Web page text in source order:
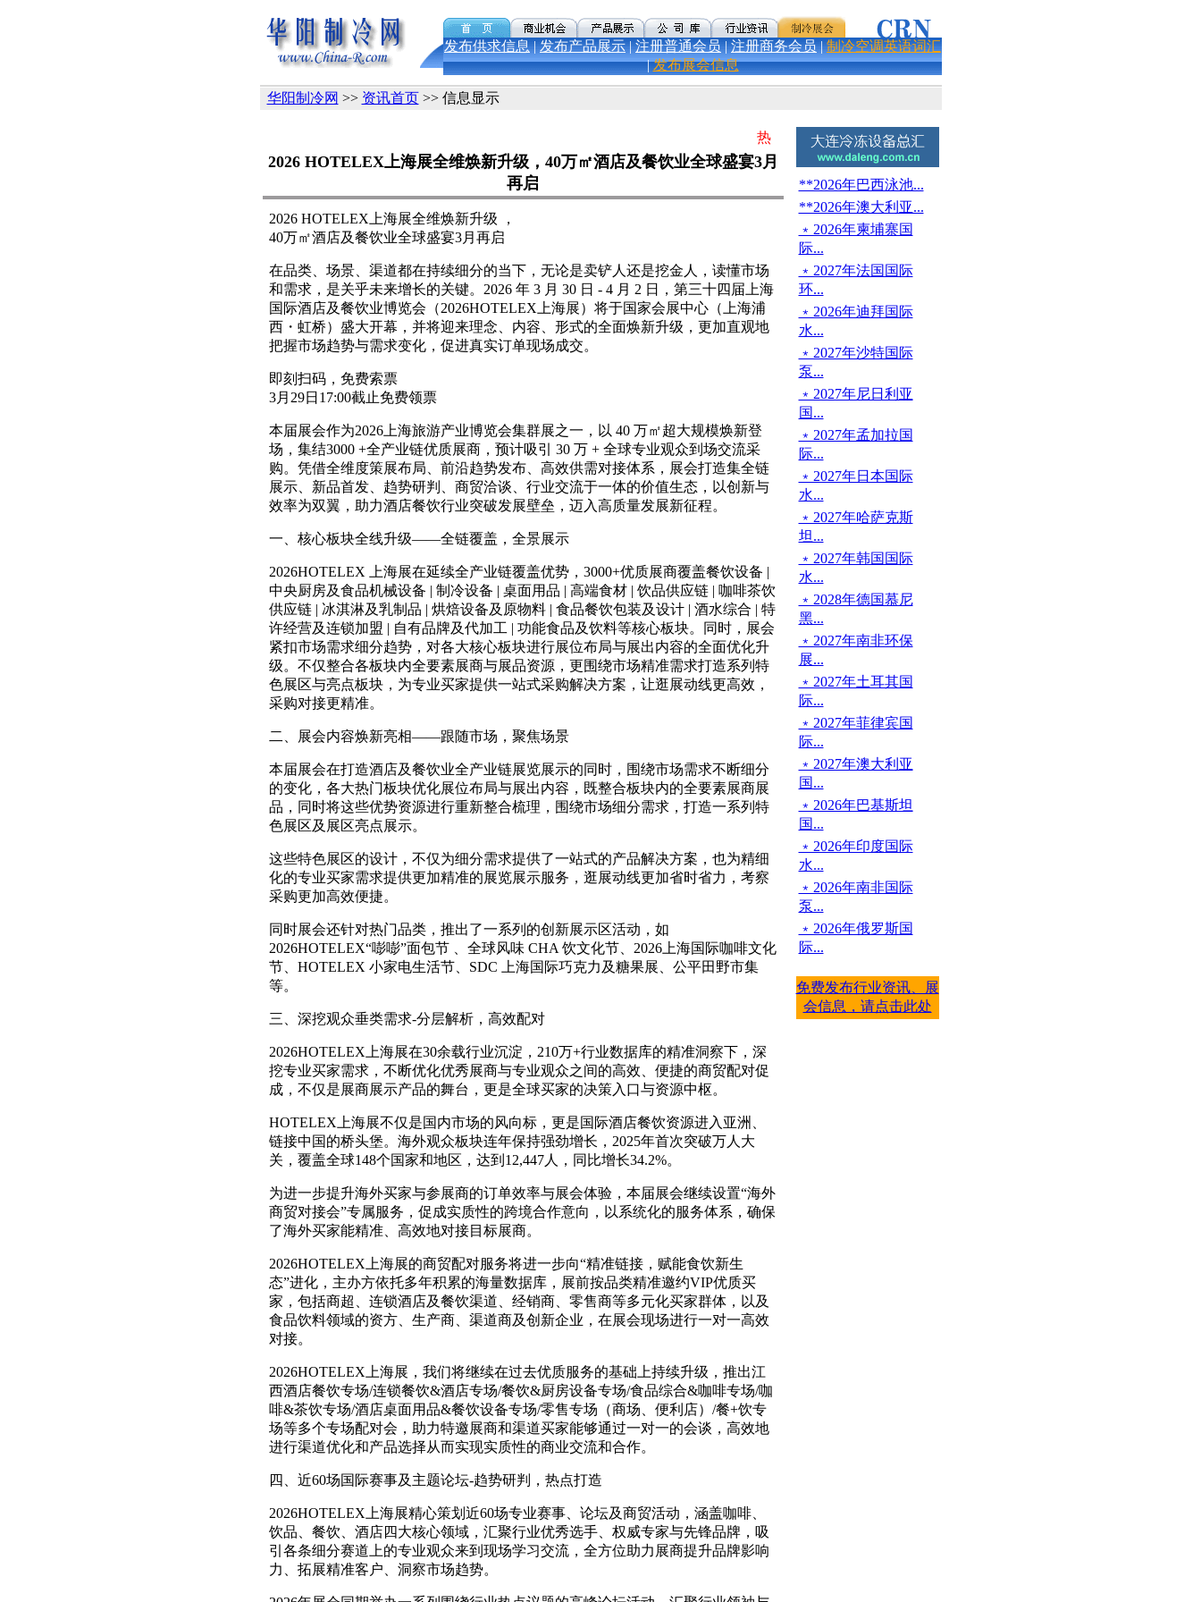
发布供求信息 | 发布产品展示 | 注册普通会员 | 注册商务会员 | 制冷空调英语词汇
| 发布展会信息
华阳制冷网 >> 资讯首页>> 信息显示
热
2026 HOTELEX上海展全维焕新升级，40万㎡酒店及餐饮业全球盛宴3月
再启
2026 HOTELEX上海展全维焕新升级 ，
40万㎡酒店及餐饮业全球盛宴3月再启
在品类、场景、渠道都在持续细分的当下，无论是卖铲人还是挖金人，读懂市场
和需求，是关乎未来增长的关键。2026 年 3 月 30 日 - 4 月 2 日，第三十四届上海
国际酒店及餐饮业博览会（2026HOTELEX上海展）将于国家会展中心（上海浦
西・虹桥）盛大开幕，并将迎来理念、内容、形式的全面焕新升级，更加直观地
把握市场趋势与需求变化，促进真实订单现场成交。
即刻扫码，免费索票
3月29日17:00截止免费领票
本届展会作为2026上海旅游产业博览会集群展之一，以 40 万㎡超大规模焕新登
场，集结3000 +全产业链优质展商，预计吸引 30 万 + 全球专业观众到场交流采
购。凭借全维度策展布局、前沿趋势发布、高效供需对接体系，展会打造集全链
展示、新品首发、趋势研判、商贸洽谈、行业交流于一体的价值生态，以创新与
效率为双翼，助力酒店餐饮行业突破发展壁垒，迈入高质量发展新征程。
一、核心板块全线升级——全链覆盖，全景展示
2026HOTELEX 上海展在延续全产业链覆盖优势，3000+优质展商覆盖餐饮设备 |
中央厨房及食品机械设备 | 制冷设备 | 桌面用品 | 高端食材 | 饮品供应链 | 咖啡茶饮
供应链 | 冰淇淋及乳制品 | 烘焙设备及原物料 | 食品餐饮包装及设计 | 酒水综合 | 特
许经营及连锁加盟 | 自有品牌及代加工 | 功能食品及饮料等核心板块。同时，展会
紧扣市场需求细分趋势，对各大核心板块进行展位布局与展出内容的全面优化升
级。不仅整合各板块内全要素展商与展品资源，更围绕市场精准需求打造系列特
色展区与亮点板块，为专业买家提供一站式采购解决方案，让逛展动线更高效，
采购对接更精准。
二、展会内容焕新亮相——跟随市场，聚焦场景
本届展会在打造酒店及餐饮业全产业链展览展示的同时，围绕市场需求不断细分
的变化，各大热门板块优化展位布局与展出内容，既整合板块内的全要素展商展
品，同时将这些优势资源进行重新整合梳理，围绕市场细分需求，打造一系列特
色展区及展区亮点展示。
这些特色展区的设计，不仅为细分需求提供了一站式的产品解决方案，也为精细
化的专业买家需求提供更加精准的展览展示服务，逛展动线更加省时省力，考察
采购更加高效便捷。
同时展会还针对热门品类，推出了一系列的创新展示区活动，如
2026HOTELEX“嘭嘭”面包节 、全球风味 CHA 饮文化节、2026上海国际咖啡文化
节、HOTELEX 小家电生活节、SDC 上海国际巧克力及糖果展、公平田野市集
等。
三、深挖观众垂类需求-分层解析，高效配对
2026HOTELEX上海展在30余载行业沉淀，210万+行业数据库的精准洞察下，深
挖专业买家需求，不断优化优秀展商与专业观众之间的高效、便捷的商贸配对促
成，不仅是展商展示产品的舞台，更是全球买家的决策入口与资源中枢。
HOTELEX上海展不仅是国内市场的风向标，更是国际酒店餐饮资源进入亚洲、
链接中国的桥头堡。海外观众板块连年保持强劲增长，2025年首次突破万人大
关，覆盖全球148个国家和地区，达到12,447人，同比增长34.2%。
为进一步提升海外买家与参展商的订单效率与展会体验，本届展会继续设置“海外
商贸对接会”专属服务，促成实质性的跨境合作意向，以系统化的服务体系，确保
了海外买家能精准、高效地对接目标展商。
2026HOTELEX上海展的商贸配对服务将进一步向“精准链接，赋能食饮新生
态”进化，主办方依托多年积累的海量数据库，展前按品类精准邀约VIP优质买
家，包括商超、连锁酒店及餐饮渠道、经销商、零售商等多元化买家群体，以及
食品饮料领域的资方、生产商、渠道商及创新企业，在展会现场进行一对一高效
对接。
2026HOTELEX上海展，我们将继续在过去优质服务的基础上持续升级，推出江
西酒店餐饮专场/连锁餐饮&酒店专场/餐饮&厨房设备专场/食品综合&咖啡专场/咖
啡&茶饮专场/酒店桌面用品&餐饮设备专场/零售专场（商场、便利店）/餐+饮专
场等多个专场配对会，助力特邀展商和渠道买家能够通过一对一的会谈，高效地
进行渠道优化和产品选择从而实现实质性的商业交流和合作。
四、近60场国际赛事及主题论坛-趋势研判，热点打造
2026HOTELEX上海展精心策划近60场专业赛事、论坛及商贸活动，涵盖咖啡、
饮品、餐饮、酒店四大核心领域，汇聚行业优秀选手、权威专家与先锋品牌，吸
引各条细分赛道上的专业观众来到现场学习交流，全方位助力展商提升品牌影响
力、拓展精准客户、洞察市场趋势。
**2026年巴西泳池...
**2026年澳大利亚...
﹡2026年柬埔寨国
际...
﹡2027年法国国际
环...
﹡2026年迪拜国际
水...
﹡2027年沙特国际
泵...
﹡2027年尼日利亚
国...
﹡2027年孟加拉国
际...
﹡2027年日本国际
水...
﹡2027年哈萨克斯
坦...
﹡2027年韩国国际
水...
﹡2028年德国慕尼
黑...
﹡2027年南非环保
展...
﹡2027年土耳其国
际...
﹡2027年菲律宾国
际...
﹡2027年澳大利亚
国...
﹡2026年巴基斯坦
国...
﹡2026年印度国际
水...
﹡2026年南非国际
泵...
﹡2026年俄罗斯国
际...
免费发布行业资讯、展
会信息，请点击此处